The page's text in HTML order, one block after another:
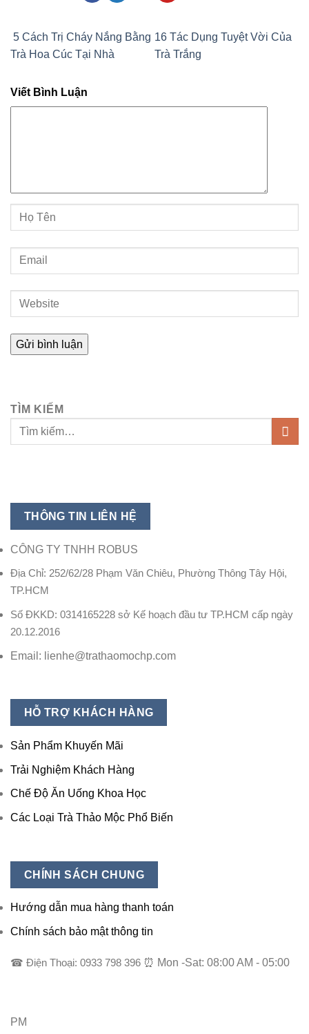
5 Cách Trị Cháy Nắng Bằng
Trà Hoa Cúc Tại Nhà
16 Tác Dụng Tuyệt Vời Của
Trà Trắng
Viết Bình Luận
TÌM KIẾM
THÔNG TIN LIÊN HỆ
CÔNG TY TNHH ROBUS
Địa Chỉ: 252/62/28 Phạm Văn Chiêu, Phường Thông Tây Hội,
TP.HCM
Số ĐKKD: 0314165228 sở Kế hoạch đầu tư TP.HCM cấp ngày
20.12.2016
Email: lienhe@trathaomochp.com
HỖ TRỢ KHÁCH HÀNG
Sản Phẩm Khuyến Mãi
Trải Nghiệm Khách Hàng
Chế Độ Ăn Uống Khoa Học
Các Loại Trà Thảo Mộc Phổ Biến
CHÍNH SÁCH CHUNG
Hướng dẫn mua hàng thanh toán
Chính sách bảo mật thông tin
☎ Điện Thoại: 0933 798 396 ⏰ Mon -Sat: 08:00 AM - 05:00
PM